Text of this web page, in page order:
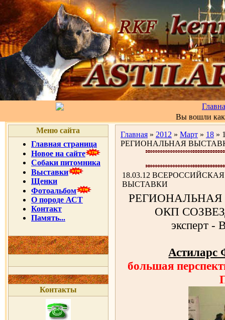
Вы вошли
Меню сайта
Главная страница
Новое на сайте
Собаки питомника
Выставки
Щенки
Фотоальбом
О породе АСТ
Контакт
Память...
Контакты
Главная » 2012 » Март » 18 »
РЕГИОНАЛЬНАЯ
18.03.12
ВЫСТАВКИ
РЕГИОНАЛЬНАЯ
ОКП
эксперт -
Астиларс
большая